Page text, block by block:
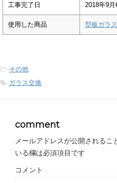
工事完了日 2018年9月
使用した商品 型板ガラ
-その他
-ガラス交換
comment
メールアドレスが公開されるこ
いる欄は必須項目です
コメント